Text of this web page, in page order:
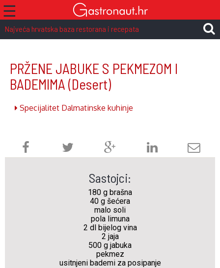
☰
Najveća hrvatska baza restorana i recepata
PRŽENE JABUKE S PEKMEZOM I
BADEMIMA (Desert)
Specijalitet Dalmatinske kuhinje
Sastojci:
180 g brašna
40 g šećera
malo soli
pola limuna
2 dl bijelog vina
2 jaja
500 g jabuka
pekmez
usitnjeni bademi za posipanje